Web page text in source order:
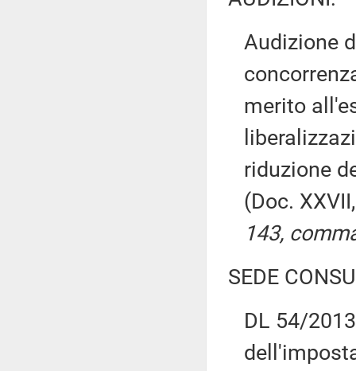
Audizione
merito
riduzione
(Doc.
143,
SEDE
DL 54/